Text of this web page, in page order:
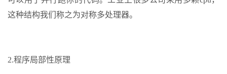
这种结构我们称之为对称多处理器。
2.程序局部性原理